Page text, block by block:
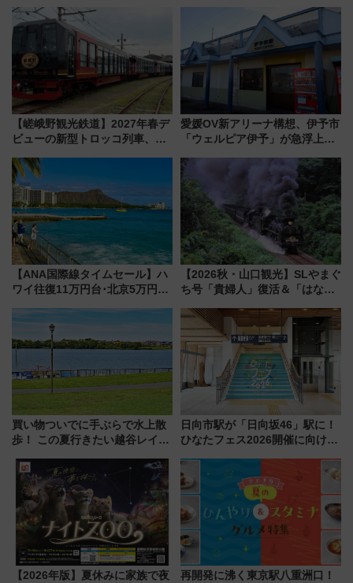
【嵯峨野観光鉄道】2027年春デ
ビューの新型トロッコ列車、い
は2026年で引退
愛媛OV新アリーナ構想、伊予市
「ウェルピア伊予」が急浮上！
で探る鉄道アクセスの未来
【ANA国際線タイムセール】ハ
ワイ往復11万円台･北京5万円台
来春のGW旅行まで狙える激ア
ツ路線まとめ（8/10まで）
【2026秋・山口観光】SLやまぐ
ち号「貴婦人」復活＆「はなあ
注目観光列車まとめ きっぷの取
り方は？
買い物ついでに手ぶらで水上散
歩！ この夏行きたい越谷レイク
ア「LAKESIDE PARK」（埼玉
県越谷市）
日向市駅が「日向坂46」駅に！
ひなたフェス2026開催に向けJR
全力応援 夜行列車「ドリーム
おひさま号」も走る
【2026年版】夏休みに家族で夜
再開発に沸く東京駅八重洲口！